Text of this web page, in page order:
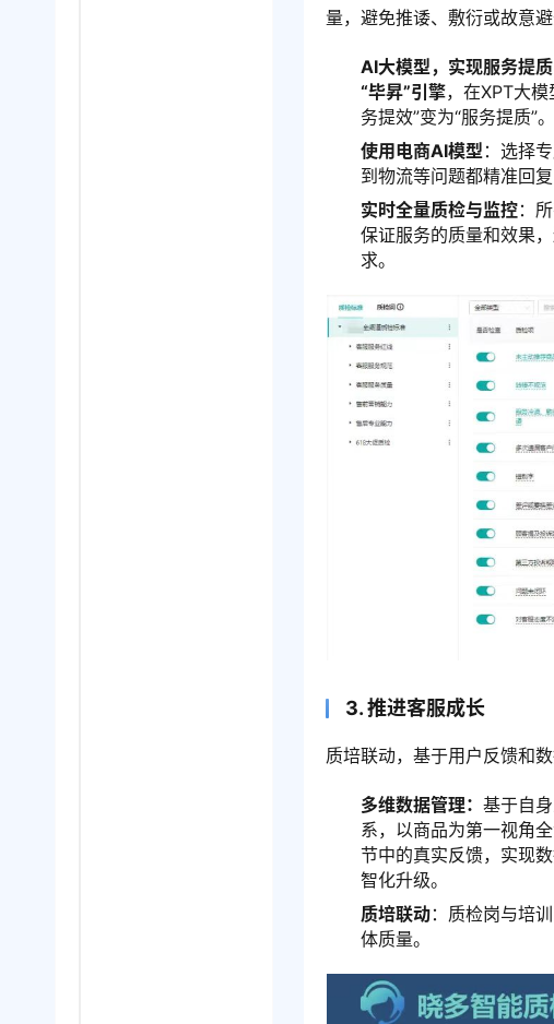
量，避免推诿、敷衍或故意避
AI大模型，实现服务提质
“毕昇”引擎，在XPT大
务提效”变为“服务提质”
使用电商AI模型：选择
到物流等问题都精准回
实时全量质检与监控：
保证服务的质量和效果
求。
3. 推进客服成长
质培联动，基于用户反馈和
多维数据管理：基于自
系，以商品为第一视角
节中的真实反馈，实现
智化升级。
质培联动：质检岗与培
体质量。